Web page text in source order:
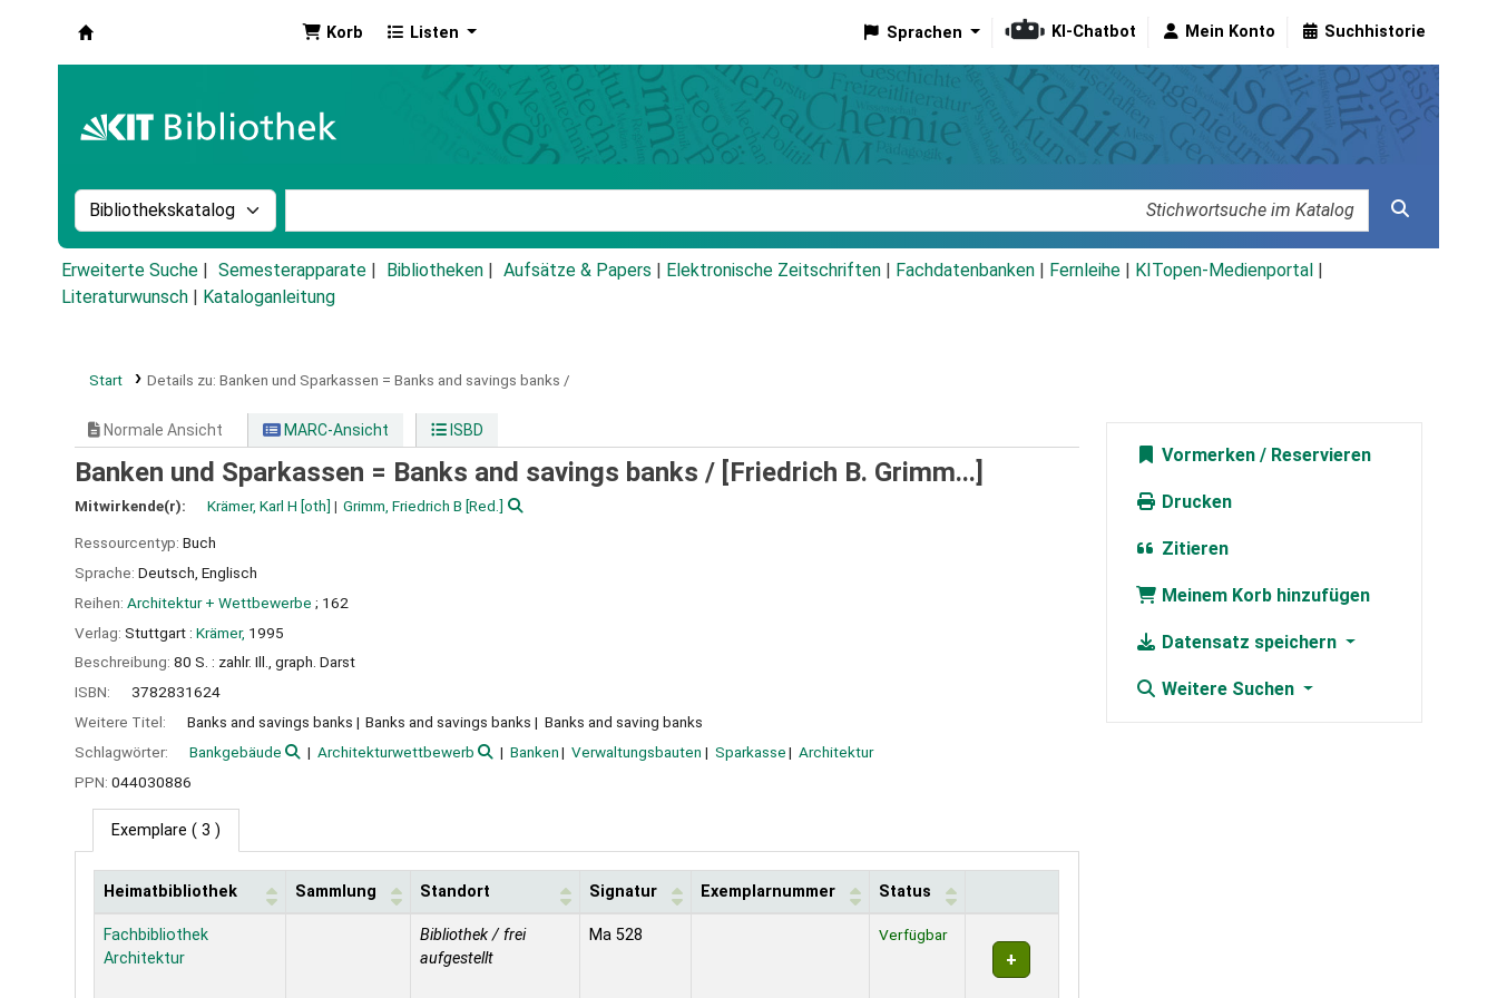
Korb Listen Sprachen KI-Chatbot Mein Konto Suchhistorie
Suche im Katalog nach:
Erweiterte Suche Semesterapparate Bibliotheken Aufsätze & Papers Elektronische Zeitschriften Fachdatenbanken Fernleihe KITopen-Medienportal
Literaturwunsch
Kataloganleitung
Start Details zu: Banken und Sparkassen = Banks and savings banks /
Normale Ansicht MARC-Ansicht ISBD
Banken und Sparkassen = Banks and savings banks / [Friedrich B. Grimm...]
Mitwirkende(r): Krämer, Karl H [oth] Grimm, Friedrich B [Red.]
Ressourcentyp: Buch
Sprache: Deutsch Englisch
Reihen: Architektur + Wettbewerbe ; 162
Verlag: Stuttgart : Krämer, 1995
Beschreibung: 80 S. : zahlr. Ill., graph. Darst
ISBN:
3782831624
Weitere Titel:
Banks and savings banks Banks and savings banks
Banks and saving banks
Schlagwörter:
Bankgebäude Architekturwettbewerb Banken Verwaltungsbauten Sparkasse
Architektur
PPN: 044030886
Exemplare ( 3 )
Exemplare
Heimatbibliothek Sammlung Standort Signatur Exemplarnummer Status
Fachbibliothek
Architektur
Bibliothek / frei
aufgestellt
Ma 528 Verfügbar
Vormerken
Drucken
Zitieren
Meinem Korb hinzufügen
Datensatz speichern
Weitere Suchen